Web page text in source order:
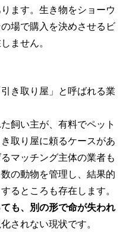
ます。生き物をショーウ
場で購入を決めさせるビ
ません。
き取り屋」と呼ばれる業
飼い主が、有料でペット
取り屋に頼るケースがあ
マッチング主体の業者も
の動物を管理し、結果的
るところも存在します。
も、別の形で命が失われ
されない現状です。